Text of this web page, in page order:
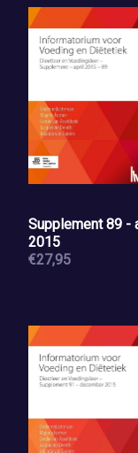
Supplement 89 -
2015
€27,95